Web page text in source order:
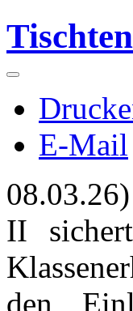
E-Mail
II
den